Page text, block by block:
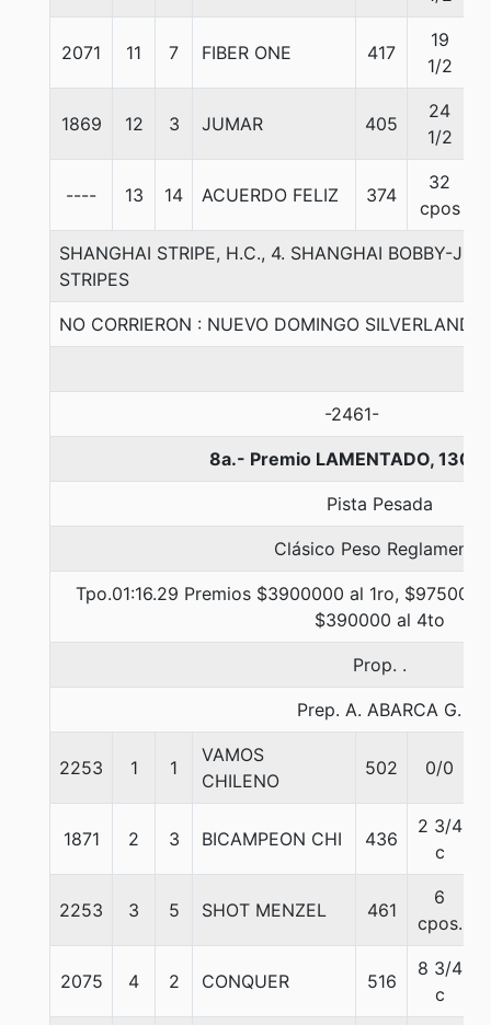
2071 11 7 FIBER ONE 417
19
1/2
1869 12 3 JUMAR 405
24
1/2
---- 13 14 ACUERDO FELIZ 374
32
cpos
SHANGHAI STRIPE, H.C., 4. SHANGHAI BOBBY-
STRIPES
NO CORRIERON : NUEVO DOMINGO SILVERLAND
-2461-
8a.- Premio LAMENTADO, 1300
Pista Pesada
Clásico Peso Reglamento
Tpo.01:16.29 Premios $3900000 al 1ro,
$390000 al 4to
Prop. .
Prep. A. ABARCA G.
2253 1 1
VAMOS
CHILENO
502 0/0
1871 2 3 BICAMPEON CHI 436
2 3/4
c
2253 3 5 SHOT MENZEL 461
6
cpos.
2075 4 2 CONQUER 516
8 3/4
c